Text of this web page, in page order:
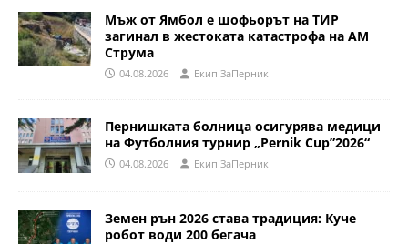
Мъж от Ямбол е шофьорът на ТИР
загинал в жестоката катастрофа на АМ
Струма
04.08.2026 Eкип ЗаПерник
Пернишката болница осигурява медици
на Футболния турнир „Pernik Cup”2026“
04.08.2026 Eкип ЗаПерник
Земен рън 2026 става традиция: Куче
робот води 200 бегача